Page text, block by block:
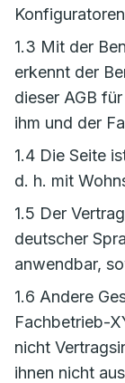
1.3 Mit der
erkennt der
dieser AGB
ihm und der
1.4 Die Seite
d. h. mit
1.5 Der
deutscher
anwendbar,
1.6 Andere
Fachbetrieb-
nicht
ihnen nicht